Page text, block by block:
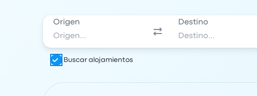
Origen Destino
Buscar alojamientos